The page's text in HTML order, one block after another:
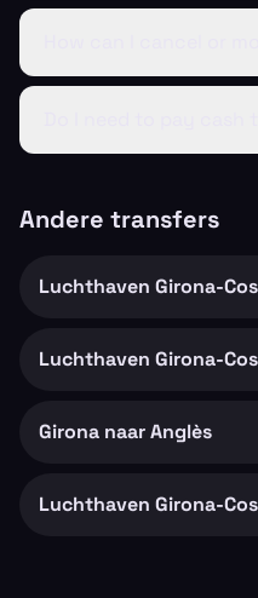
Andere transfers
Girona naar Anglès